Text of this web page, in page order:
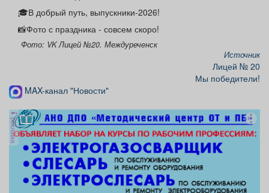
🎓В добрый путь, выпускники-2026!
📸Фото с праздника - совсем скоро!
Фото: VK Лицей №20. Междуреченск
Источник
Лицей № 20
Мы победители!
MAX-канал "Новости"
реклама